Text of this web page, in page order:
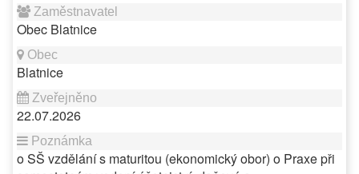
Obec Blatnice
Blatnice
22.07.2026
o SŠ vzdělání s maturitou (ekonomický obor) o Praxe při